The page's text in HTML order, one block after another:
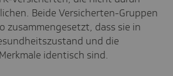
Beide Versicherten-Gruppen
zusammengesetzt, dass sie in
und die
identisch sind.